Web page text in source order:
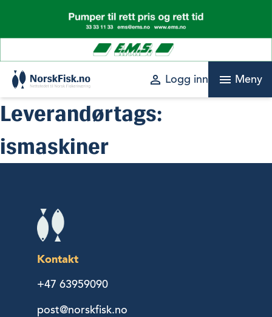
content
perm_identity Logg inn menu Meny
Leverandørtags:
ismaskiner
Kontakt
+47 63959090
post@norskfisk.no